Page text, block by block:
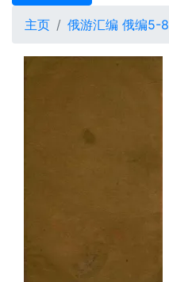
主页 俄游汇编 俄编5-8